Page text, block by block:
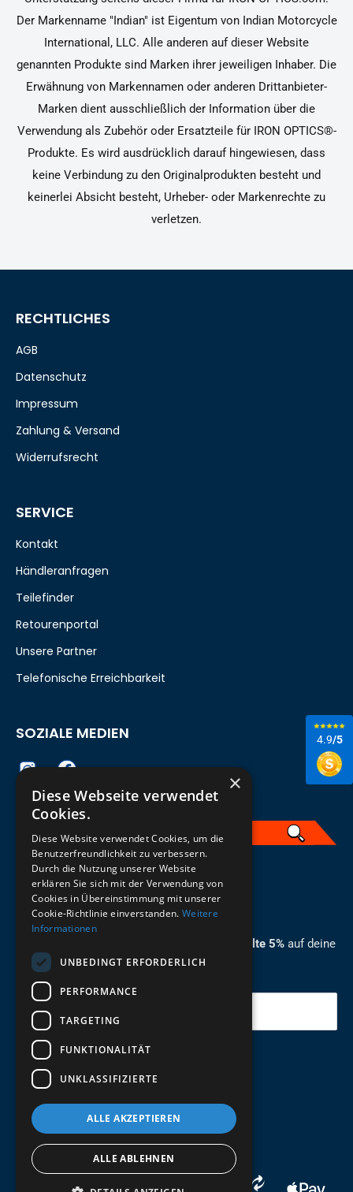
Der Markenname "Indian" ist Eigentum von Indian Motorcycle
International, LLC. Alle anderen auf dieser Website
genannten Produkte sind Marken ihrer jeweiligen Inhaber. Die
Erwähnung von Markennamen oder anderen Drittanbieter-
Marken dient ausschließlich der Information über die
Verwendung als Zubehör oder Ersatzteile für IRON OPTICS®-
Produkte. Es wird ausdrücklich darauf hingewiesen, dass
keine Verbindung zu den Originalprodukten besteht und
keinerlei Absicht besteht, Urheber- oder Markenrechte zu
verletzen.
4.9/5
ZUM NEWSLETTER ANMELDEN
Melde dich jetzt zum Newsletter an und erhalte 5% auf deine
erste Bestellung.
Deine Email
Abschicken
RECHTLICHES
AGB
Datenschutz
Impressum
Zahlung & Versand
Widerrufsrecht
SERVICE
Kontakt
Händleranfragen
Teilefinder
Retourenportal
Unsere Partner
Telefonische Erreichbarkeit
SOZIALE MEDIEN
German
×
Diese Webseite verwendet
Cookies.
Diese Website verwendet Cookies, um die
Benutzerfreundlichkeit zu verbessern.
Durch die Nutzung unserer Website
erklären Sie sich mit der Verwendung von
Cookies in Übereinstimmung mit unserer
Cookie-Richtlinie einverstanden. Weitere
Informationen
UNBEDINGT ERFORDERLICH
PERFORMANCE
TARGETING
FUNKTIONALITÄT
UNKLASSIFIZIERTE
ALLE AKZEPTIEREN
ALLE ABLEHNEN